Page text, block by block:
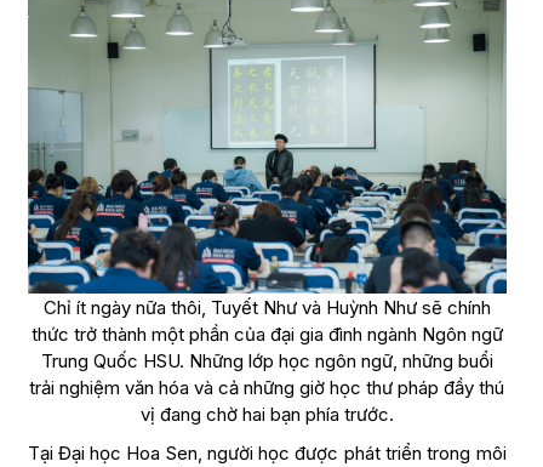
Chỉ ít ngày nữa thôi, Tuyết Như và Huỳnh Như sẽ chính
thức trở thành một phần của đại gia đình ngành Ngôn ngữ
Trung Quốc HSU. Những lớp học ngôn ngữ, những buổi
trải nghiệm văn hóa và cả những giờ học thư pháp đầy thú
vị đang chờ hai bạn phía trước.
Tại Đại học Hoa Sen, người học được phát triển trong môi